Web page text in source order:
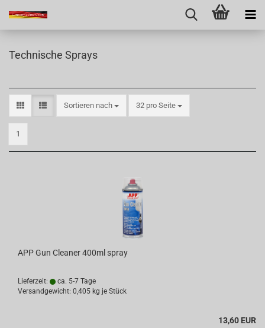
Technische Sprays
Sortieren nach
Sortieren nach 32 pro Seite
pro Seite
1
APP Gun Cleaner 400ml spray
Lieferzeit:
ca. 5-7 Tage
Versandgewicht: 0,405 kg je Stück
13,60 EUR